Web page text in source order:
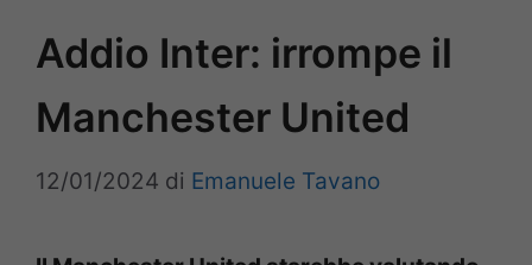
Addio Inter: irrompe il
Manchester United
12/01/2024 di Emanuele Tavano